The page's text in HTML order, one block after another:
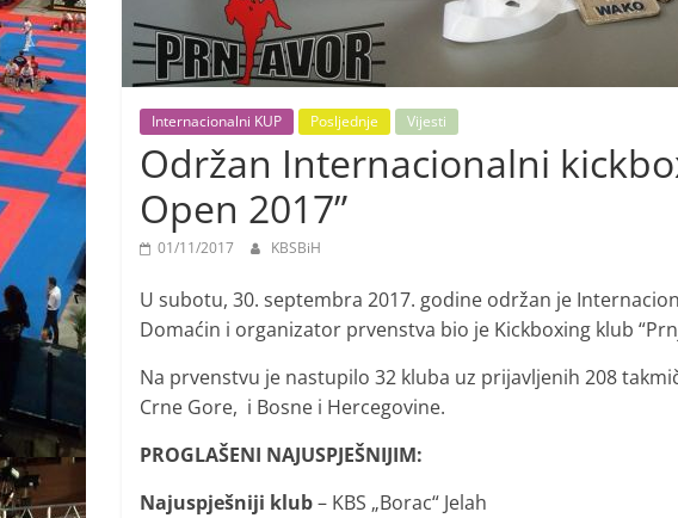
Internacionalni KUP Posljednje Vijesti
Održan Internacionalni
Open 2017”
01/11/2017 KBSBiH
U subotu, 30. septembra 2017. godine održan je
Domaćin i organizator prvenstva bio je Kickboxing klub
Na prvenstvu je nastupilo 32 kluba uz prijavljenih 208
Crne Gore, i Bosne i Hercegovine.
PROGLAŠENI NAJUSPJEŠNIJIM:
Najuspješniji klub– KBS „Borac“ Jelah